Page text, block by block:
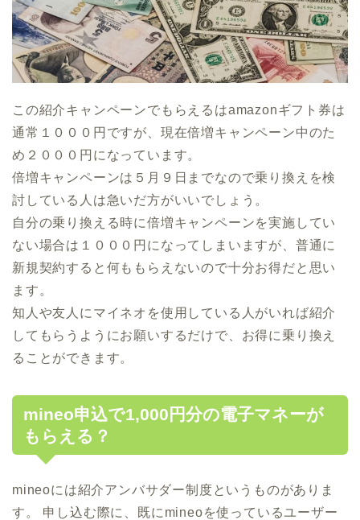
この紹介キャンペーンでもらえるはamazonギフト券は
通常１０００円ですが、現在倍増キャンペーン中のた
め２０００円になっています。
倍増キャンペーンは５月９日までなので乗り換えを検
討している人は急いだ方がいいでしょう。
自分の乗り換える時に倍増キャンペーンを実施してい
ない場合は１０００円になってしまいますが、普通に
新規契約すると何ももらえないので十分お得だと思い
ます。
知人や友人にマイネオを使用している人がいれば紹介
してもらうようにお願いするだけで、お得に乗り換え
ることができます。
mineo申込で1,000円分の電子マネーが
もらえる？
mineoには紹介アンバサダー制度というものがありま
す。 申し込む際に、既にmineoを使っているユーザー